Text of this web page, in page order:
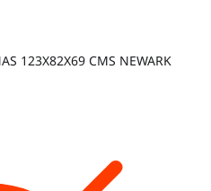
123X82X69 CMS NEWARK